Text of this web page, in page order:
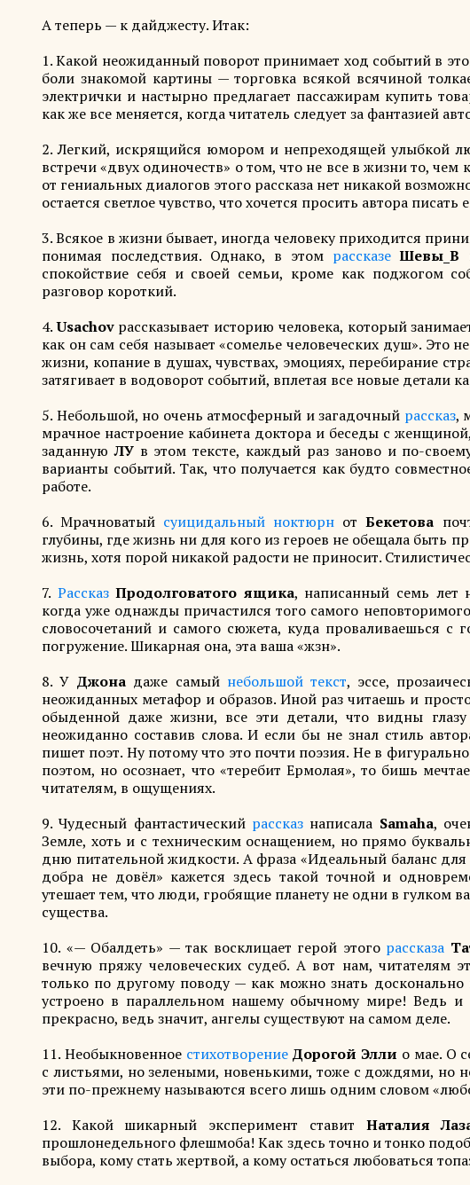
А теперь — к дайджесту. Итак:
1. Какой неожиданный поворот принимает ход событий в
боли знакомой картины — торговка всякой всячиной
электрички и настырно предлагает пассажирам купить
как же все меняется, когда читатель следует за фантазией
2. Легкий, искрящийся юмором и непреходящей улыбкой
встречи «двух одиночеств» о том, что не все в жизни то, чем
от гениальных диалогов этого рассказа нет никакой
остается светлое чувство, что хочется просить автора
3. Всякое в жизни бывает, иногда человеку приходится
понимая последствия. Однако, в этом рассказе Шевы_В
спокойствие себя и своей семьи, кроме как поджогом
разговор короткий.
4.Usachovрассказывает историю человека, который
как он сам себя называет «сомелье человеческих душ». Это
жизни, копание в душах, чувствах, эмоциях, перебирание
затягивает в водоворот событий, вплетая все новые детали
5. Небольшой, но очень атмосферный и загадочный рассказ,
мрачное настроение кабинета доктора и беседы с
заданнуюЛУв этом тексте, каждый раз заново и по-
варианты событий. Так, что получается как будто
работе.
6. Мрачноватый суицидальный ноктюрн отБекетова
глубины, где жизнь ни для кого из героев не обещала быть
жизнь, хотя порой никакой радости не приносит.
7. Рассказ Продолговатого ящика, написанный семь лет
когда уже однажды причастился того самого
словосочетаний и самого сюжета, куда проваливаешься
погружение. Шикарная она, эта ваша «жзн».
8. У Джона даже самый небольшой текст, эссе,
неожиданных метафор и образов. Иной раз читаешь и
обыденной даже жизни, все эти детали, что видны
неожиданно составив слова. И если бы не знал стиль
пишет поэт. Ну потому что это почти поэзия. Не в
поэтом, но осознает, что «теребит Ермолая», то бишь
читателям, в ощущениях.
9. Чудесный фантастический рассказ написала Samaha,
Земле, хоть и с техническим оснащением, но прямо
дню питательной жидкости. А фраза «Идеальный баланс
добра не довёл» кажется здесь такой точной и
утешает тем, что люди, гробящие планету не одни в гулком
существа.
10. «— Обалдеть» — так восклицает герой этого рассказа
вечную пряжу человеческих судеб. А вот нам, читателям
только по другому поводу — как можно знать
устроено в параллельном нашему обычному мире! Ведь
прекрасно, ведь значит, ангелы существуют на самом деле.
11. Необыкновенное стихотворение Дорогой Элли о мае. О
с листьями, но зелеными, новенькими, тоже с дождями, но
эти по-прежнему называются всего лишь одним словом
12. Какой шикарный эксперимент ставит Наталия
прошлонедельного флешмоба! Как здесь точно и тонко
выбора, кому стать жертвой, а кому остаться любоваться